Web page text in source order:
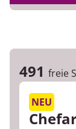
491 freie
NEU